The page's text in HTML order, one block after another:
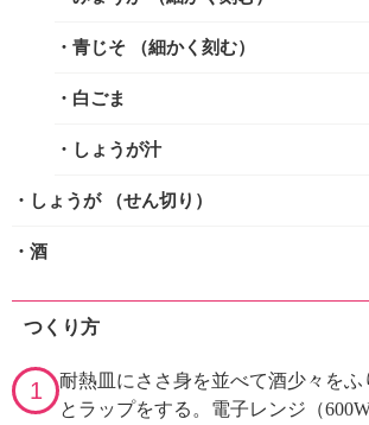
・青じそ （細かく刻む）
・白ごま
・しょうが汁
・しょうが （せん切り）
・酒
つくり方
1
耐熱皿にささ身を並べて酒少々をふ
とラップをする。電子レンジ（